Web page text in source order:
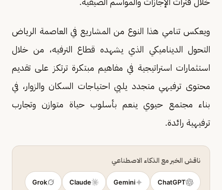
ويعكس تنامي هذا النوع من المشاريع في العاصمة الرياض
التحول الديناميكي الذي يشهده قطاع الترفيه، من خلال
استثمارات استراتيجية في مفاهيم مبتكرة ترتكز على تقديم
محتوى ترفيهي متجدد يلبي احتياجات السكان والزوار، في
بناء مجتمع حيوي ينعم بأسلوب حياة متوازن وتجارب
ترفيهية رائدة.
ناقش الخبر مع الذكاء الاصطناعي
ChatGPT
Gemini
Claude
Grok